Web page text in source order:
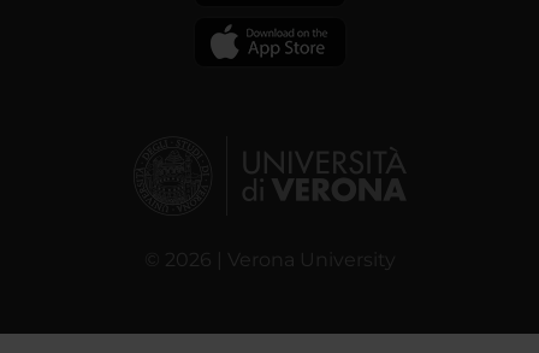
© 2026 | Verona University